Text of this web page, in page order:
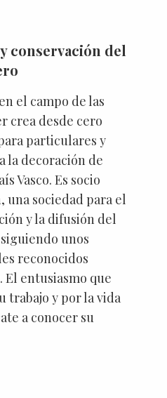
conservación del
el campo de las
crea desde cero
particulares y
la decoración de
Vasco. Es socio
sociedad para el
y la difusión del
unos
reconocidos
entusiasmo que
trabajo y por la vida
a conocer su